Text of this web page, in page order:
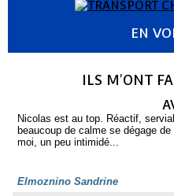
EN
ILS M'ONT
Nicolas est au top. Réactif,
beaucoup de calme se dégage
moi, un peu intimidé...
Elmoznino Sandrine